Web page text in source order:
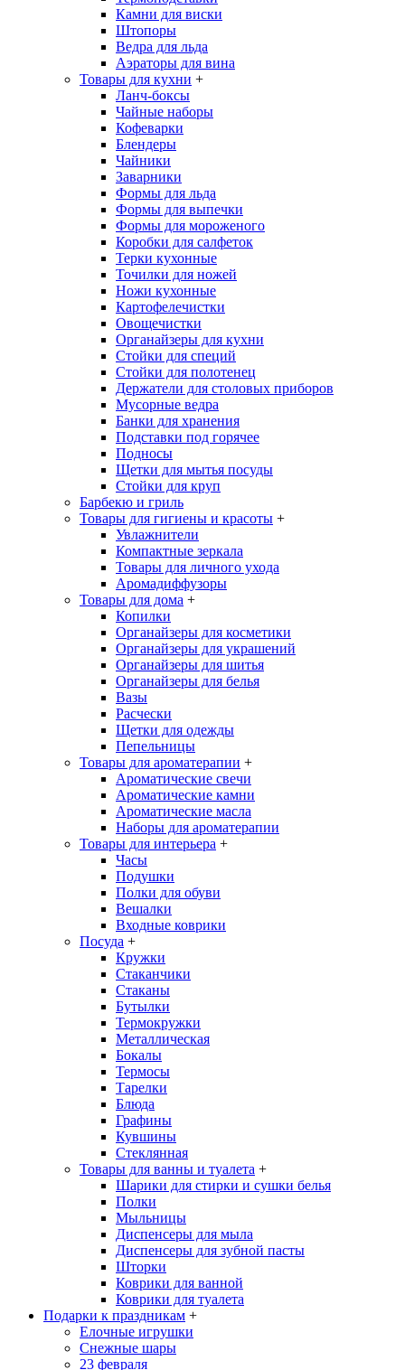
Камни для виски
Штопоры
Ведра для льда
Аэраторы для вина
Товары для кухни +
Ланч-боксы
Чайные наборы
Кофеварки
Блендеры
Чайники
Заварники
Формы для льда
Формы для выпечки
Формы для мороженого
Коробки для салфеток
Терки кухонные
Точилки для ножей
Ножи кухонные
Картофелечистки
Овощечистки
Органайзеры для кухни
Стойки для специй
Стойки для полотенец
Держатели для столовых приборов
Мусорные ведра
Банки для хранения
Подставки под горячее
Подносы
Щетки для мытья посуды
Стойки для круп
Барбекю и гриль
Товары для гигиены и красоты +
Увлажнители
Компактные зеркала
Товары для личного ухода
Аромадиффузоры
Товары для дома +
Копилки
Органайзеры для косметики
Органайзеры для украшений
Органайзеры для шитья
Органайзеры для белья
Вазы
Расчески
Щетки для одежды
Пепельницы
Товары для ароматерапии +
Ароматические свечи
Ароматические камни
Ароматические масла
Наборы для ароматерапии
Товары для интерьера +
Часы
Подушки
Полки для обуви
Вешалки
Входные коврики
Посуда +
Кружки
Стаканчики
Стаканы
Бутылки
Термокружки
Металлическая
Бокалы
Термосы
Тарелки
Блюда
Графины
Кувшины
Стеклянная
Товары для ванны и туалета +
Шарики для стирки и сушки белья
Полки
Мыльницы
Диспенсеры для мыла
Диспенсеры для зубной пасты
Шторки
Коврики для ванной
Коврики для туалета
Подарки к праздникам +
Елочные игрушки
Снежные шары
23 февраля